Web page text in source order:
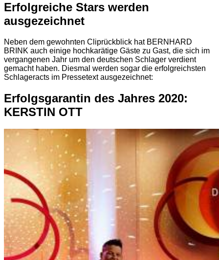
Erfolgreiche Stars werden
ausgezeichnet
Neben dem gewohnten Cliprückblick hat BERNHARD
BRINK auch einige hochkarätige Gäste zu Gast, die sich im
vergangenen Jahr um den deutschen Schlager verdient
gemacht haben. Diesmal werden sogar die erfolgreichsten
Schlageracts im Pressetext ausgezeichnet:
Erfolgsgarantin des Jahres 2020:
KERSTIN OTT